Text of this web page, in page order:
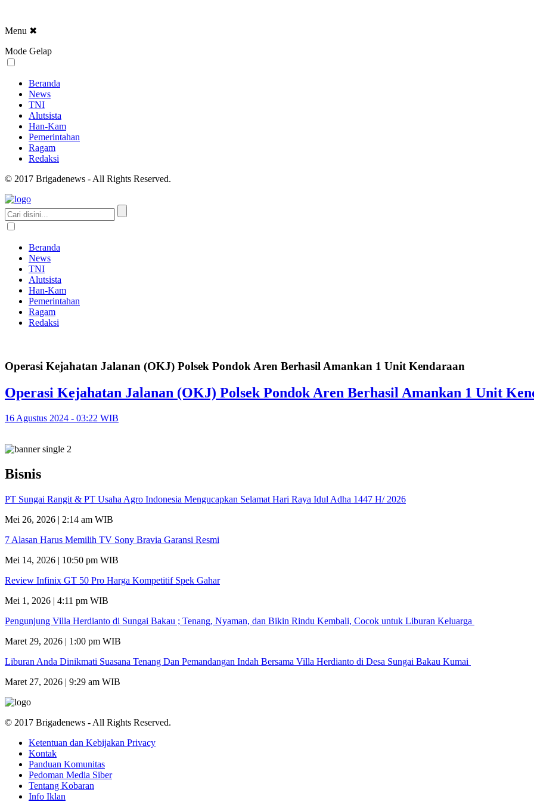
Menu ✖
Mode Gelap
Beranda
News
TNI
Alutsista
Han-Kam
Pemerintahan
Ragam
Redaksi
© 2017 Brigadenews - All Rights Reserved.
Beranda
News
TNI
Alutsista
Han-Kam
Pemerintahan
Ragam
Redaksi
Operasi Kejahatan Jalanan (OKJ) Polsek Pondok Aren Berhasil Amankan 1 Unit Kendaraan
Operasi Kejahatan Jalanan (OKJ) Polsek Pondok Aren Berhasil Amankan 1 Unit
16 Agustus 2024 - 03:22 WIB
Bisnis
PT Sungai Rangit & PT Usaha Agro Indonesia Mengucapkan Selamat Hari Raya Idul Adha 1447 H/ 2026
Mei 26, 2026 | 2:14 am WIB
7 Alasan Harus Memilih TV Sony Bravia Garansi Resmi
Mei 14, 2026 | 10:50 pm WIB
Review Infinix GT 50 Pro Harga Kompetitif Spek Gahar
Mei 1, 2026 | 4:11 pm WIB
Pengunjung Villa Herdianto di Sungai Bakau ; Tenang, Nyaman, dan Bikin Rindu Kembali, Cocok untuk Liburan Keluarga
Maret 29, 2026 | 1:00 pm WIB
Liburan Anda Dinikmati Suasana Tenang Dan Pemandangan Indah Bersama Villa Herdianto di Desa Sungai Bakau Kumai
Maret 27, 2026 | 9:29 am WIB
© 2017 Brigadenews - All Rights Reserved.
Ketentuan dan Kebijakan Privacy
Kontak
Panduan Komunitas
Pedoman Media Siber
Tentang Kobaran
Info Iklan